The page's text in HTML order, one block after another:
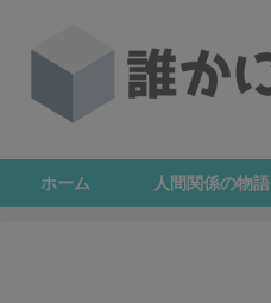
ホーム 人間関係の物語